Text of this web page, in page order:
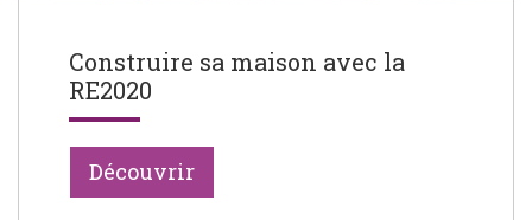
Construire sa maison avec la
RE2020
Découvrir